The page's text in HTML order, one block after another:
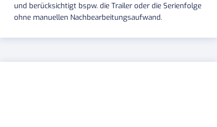
und berücksichtigt bspw. die Trailer oder die Serienfolge
ohne manuellen Nachbearbeitungsaufwand.